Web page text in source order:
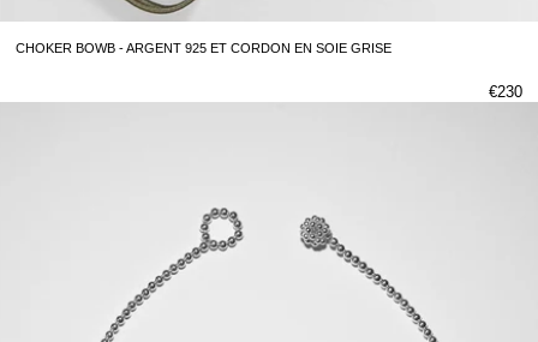
CHOKER BOWB - ARGENT 925 ET CORDON EN SOIE GRISE
€230